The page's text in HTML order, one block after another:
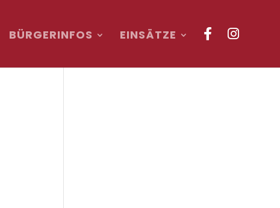
BÜRGERINFOS EINSÄTZE